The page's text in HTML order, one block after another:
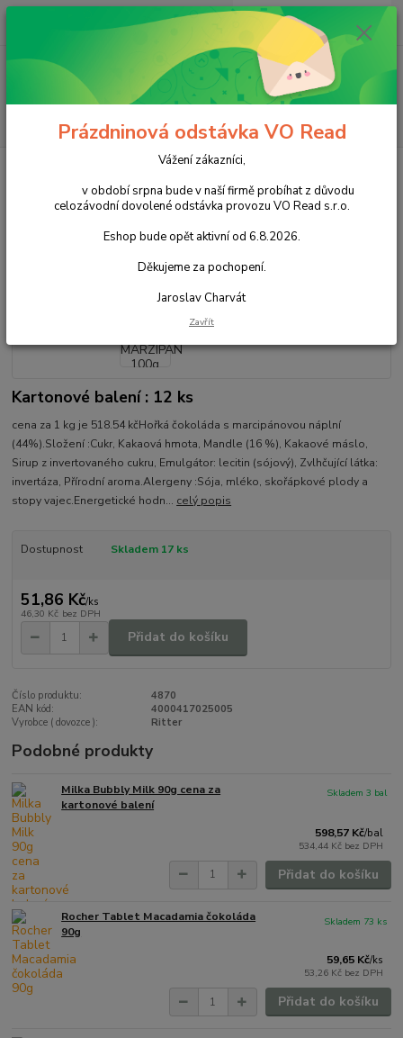
Po - Pá 8 - 14h
ks
za 0,00 Kč
Čokoládové cukrovinky
Ritter Sport MARZIPAN 100g
Ritter Sport MARZIPAN 100g
Kartonové balení : 12 ks
cena za 1 kg je 518.54 kčHořká čokoláda s marcipánovou náplní
(44%).Složení :Cukr, Kakaová hmota, Mandle (16 %), Kakaové máslo,
Sirup z invertovaného cukru, Emulgátor: lecitin (sójový), Zvlhčující látka:
invertáza, Přírodní aroma.Alergeny :Sója, mléko, skořápkové plody a
stopy vajec.Energetické hodn... celý popis
Dostupnost Skladem 17 ks
51,86 Kč/ks
46,30 Kč bez DPH
Přidat do košíku
Číslo produktu:
4870
EAN kód:
4000417025005
Vyrobce ( dovozce ):
Ritter
Podobné produkty
Milka Bubbly Milk 90g cena za
kartonové balení
598,57 Kč/bal
534,44 Kč bez DPH
Skladem 3 bal
Přidat do košíku
Rocher Tablet Macadamia čokoláda
90g
59,65 Kč/ks
53,26 Kč bez DPH
Skladem 73 ks
Přidat do košíku
Prázdninová odstávka VO Read
Vážení zákazníci,
v období srpna bude v naší firmě probíhat z důvodu
celozávodní dovolené odstávka provozu VO Read s.r.o.
Eshop bude opět aktivní od 6.8.2026.
Děkujeme za pochopení.
Jaroslav Charvát
Zavřít